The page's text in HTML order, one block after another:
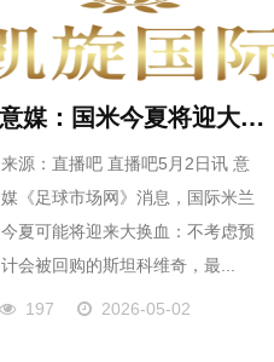
意媒：国米今夏将迎大换血，有6人将离队、最多可能12人离队|
来源：直播吧 直播吧5月2日讯 意
媒《足球市场网》消息，国际米兰
今夏可能将迎来大换血：不考虑预
计会被回购的斯坦科维奇，最...
197 2026-05-02